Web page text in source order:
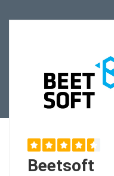
Beetsoft